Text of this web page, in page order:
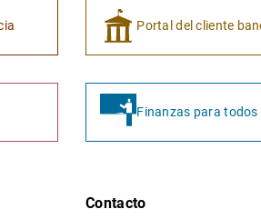
Portal del cliente
Finanzas para todos
Contacto